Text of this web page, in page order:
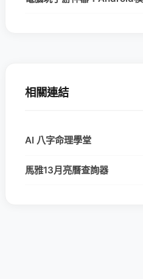
相關連結
AI 八字命理學堂
馬雅13月亮曆查詢器